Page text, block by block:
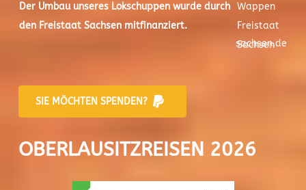
Der Umbau unseres Lokschuppen wurde durch
den Freistaat Sachsen mitfinanziert.
sachsen.de
SIE MÖCHTEN SPENDEN?
OBERLAUSITZREISEN 2026